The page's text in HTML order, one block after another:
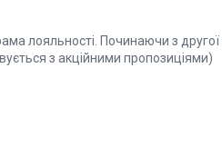
лояльності. Починаючи з
з акційними пропозиціями)